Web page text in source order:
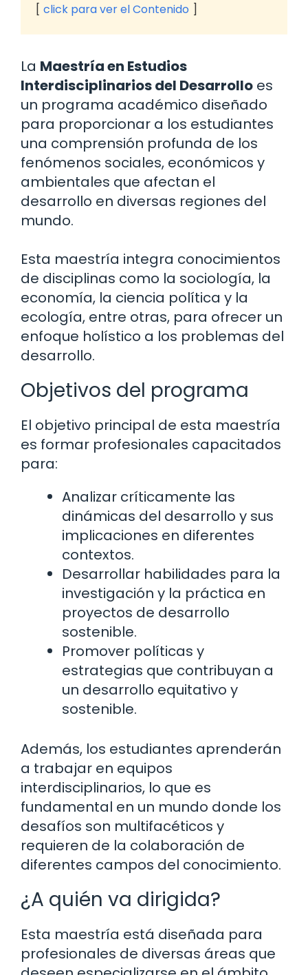
click para ver el Contenido
La Maestría en Estudios
Interdisciplinarios del Desarrollo es
un programa académico diseñado
para proporcionar a los estudiantes
una comprensión profunda de los
fenómenos sociales, económicos y
ambientales que afectan el
desarrollo en diversas regiones del
mundo.
Esta maestría integra conocimientos
de disciplinas como la sociología, la
economía, la ciencia política y la
ecología, entre otras, para ofrecer un
enfoque holístico a los problemas del
desarrollo.
Objetivos del programa
El objetivo principal de esta maestría
es formar profesionales capacitados
para:
Analizar críticamente las
dinámicas del desarrollo y sus
implicaciones en diferentes
contextos.
Desarrollar habilidades para la
investigación y la práctica en
proyectos de desarrollo
sostenible.
Promover políticas y
estrategias que contribuyan a
un desarrollo equitativo y
sostenible.
Además, los estudiantes aprenderán
a trabajar en equipos
interdisciplinarios, lo que es
fundamental en un mundo donde los
desafíos son multifacéticos y
requieren de la colaboración de
diferentes campos del conocimiento.
¿A quién va dirigida?
Esta maestría está diseñada para
profesionales de diversas áreas que